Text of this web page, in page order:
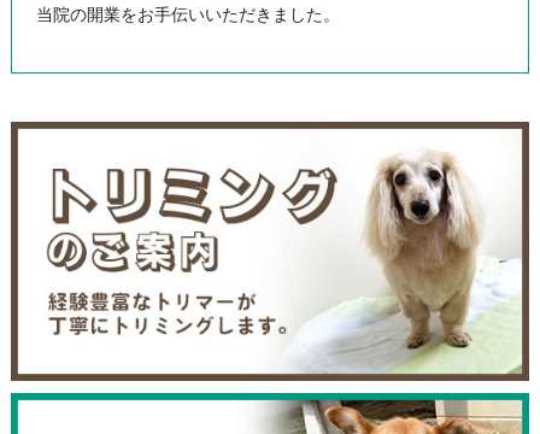
当院の開業をお手伝いいただきました。